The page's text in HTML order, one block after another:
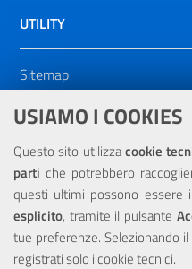
USIAMO I COOKIES
Questo sito utilizzacookie
parti che potrebbero
questi ultimi possono essere
esplicito, tramite il pulsante
tue preferenze. Selezionando
registrati solo i cookie tecnici.
UTILITY
Sitemap
Dichiarazione di accessibilità
NOTE LEGALI
Privacy